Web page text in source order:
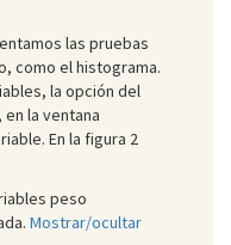
las pruebas
como el histograma.
la opción del
la ventana
En la figura 2
peso
Mostrar/ocultar